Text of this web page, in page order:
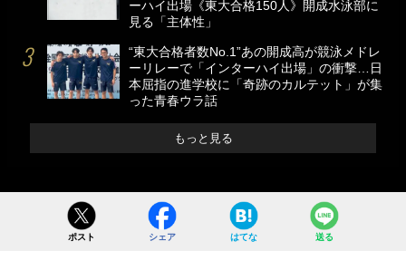
ーハイ出場《東大合格150人》開成水泳部に
見る「主体性」
“東大合格者数No.1”あの開成高が競泳メドレ
ーリレーで「インターハイ出場」の衝撃…日
本屈指の進学校に「奇跡のカルテット」が集
った青春ウラ話
もっと見る
ポスト シェア はてな 送る